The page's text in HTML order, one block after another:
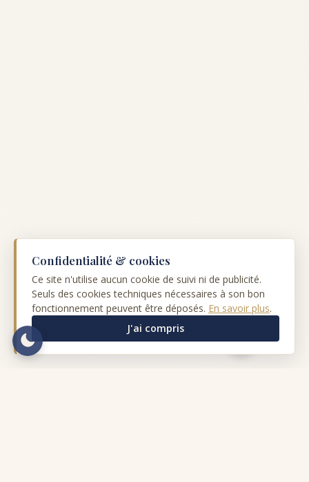
Confidentialité & cookies
Ce site n'utilise aucun cookie de suivi ni de publicité.
Seuls des cookies techniques nécessaires à son bon
fonctionnement peuvent être déposés. En savoir plus.
J'ai compris